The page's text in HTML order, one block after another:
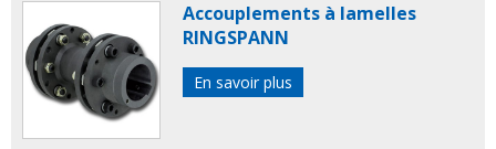
Accouplements à lamelles
RINGSPANN
En savoir plus